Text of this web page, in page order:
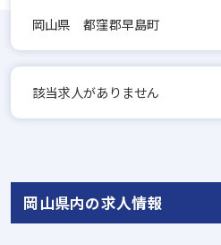
岡山県 都窪郡早島町
該当求人がありません
岡山県内の求人情報